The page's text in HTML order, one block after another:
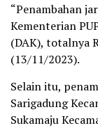
“Penambahan
Kementerian
(DAK), totalnya
(13/11/2023).
Selain itu,
Sarigadung
Sukamaju